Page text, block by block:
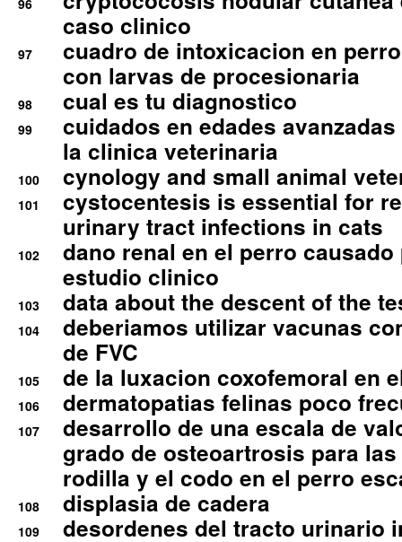
96
caso clinico
97
cuadro de intoxicacion en
con larvas de procesionaria
98 cual es tu diagnostico
99
cuidados en edades
la clinica veterinaria
100 cynology and small animal
101
cystocentesis is essential for
urinary tract infections in cats
102
dano renal en el perro
estudio clinico
103 data about the descent of the
104
deberiamos utilizar vacunas
de FVC
105 de la luxacion coxofemoral en
106 dermatopatias felinas poco
107
desarrollo de una escala de
grado de osteoartrosis para
rodilla y el codo en el perro
108 displasia de cadera
109
desordenes del tracto urinario